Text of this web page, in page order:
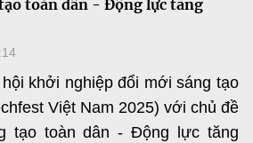
nghệ
về dự thảo VBQPPL
nghệ
toàn dân - Động lực tăng
khởi nghiệp đổi mới sáng tạo
Việt Nam 2025) với chủ đề
tạo toàn dân - Động lực tăng